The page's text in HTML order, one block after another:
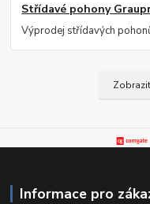
Střídavé pohony
Výprodej střídavých
Informace pro